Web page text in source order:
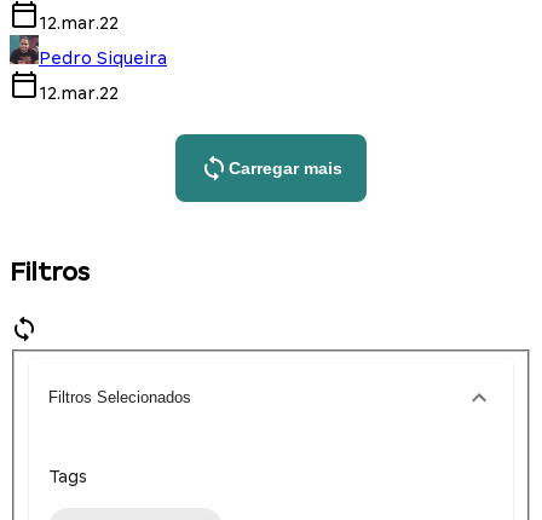
12.mar.22
Pedro Siqueira
12.mar.22
Carregar mais
Filtros
Filtros Selecionados
Tags